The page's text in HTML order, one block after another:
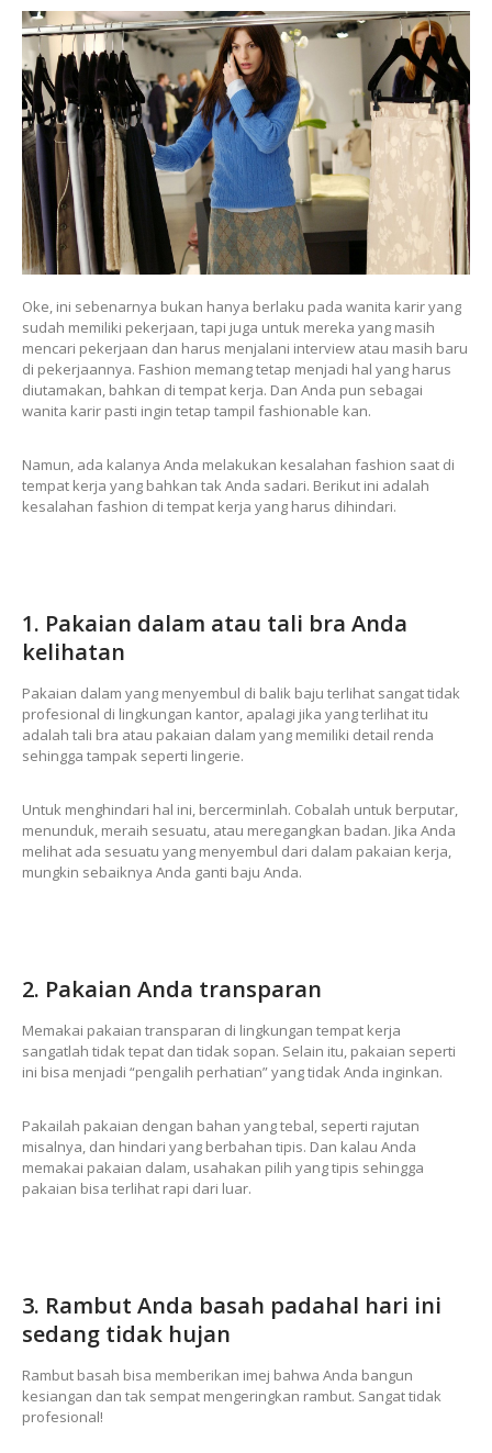
Oke, ini sebenarnya bukan hanya berlaku pada wanita karir yang
sudah memiliki pekerjaan, tapi juga untuk mereka yang masih
mencari pekerjaan dan harus menjalani interview atau masih baru
di pekerjaannya. Fashion memang tetap menjadi hal yang harus
diutamakan, bahkan di tempat kerja. Dan Anda pun sebagai
wanita karir pasti ingin tetap tampil fashionable kan.
Namun, ada kalanya Anda melakukan kesalahan fashion saat di
tempat kerja yang bahkan tak Anda sadari. Berikut ini adalah
kesalahan fashion di tempat kerja yang harus dihindari.
1. Pakaian dalam atau tali bra Anda
kelihatan
Pakaian dalam yang menyembul di balik baju terlihat sangat tidak
profesional di lingkungan kantor, apalagi jika yang terlihat itu
adalah tali bra atau pakaian dalam yang memiliki detail renda
sehingga tampak seperti lingerie.
Untuk menghindari hal ini, bercerminlah. Cobalah untuk berputar,
menunduk, meraih sesuatu, atau meregangkan badan. Jika Anda
melihat ada sesuatu yang menyembul dari dalam pakaian kerja,
mungkin sebaiknya Anda ganti baju Anda.
2. Pakaian Anda transparan
Memakai pakaian transparan di lingkungan tempat kerja
sangatlah tidak tepat dan tidak sopan. Selain itu, pakaian seperti
ini bisa menjadi “pengalih perhatian” yang tidak Anda inginkan.
Pakailah pakaian dengan bahan yang tebal, seperti rajutan
misalnya, dan hindari yang berbahan tipis. Dan kalau Anda
memakai pakaian dalam, usahakan pilih yang tipis sehingga
pakaian bisa terlihat rapi dari luar.
3. Rambut Anda basah padahal hari ini
sedang tidak hujan
Rambut basah bisa memberikan imej bahwa Anda bangun
kesiangan dan tak sempat mengeringkan rambut. Sangat tidak
profesional!